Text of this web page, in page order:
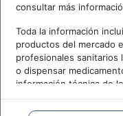
consultar más
Toda la información
productos del mercado
profesionales sanitarios
o dispensar
información técnica de
meramente informativo,
profesionales